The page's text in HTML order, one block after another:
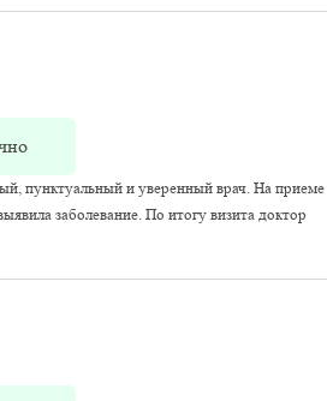
пунктуальный и уверенный врач. На приеме
заболевание. По итогу визита доктор